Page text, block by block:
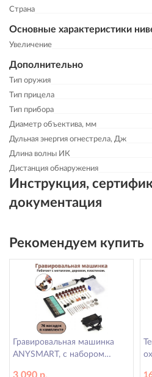
Страна
Основные характеристики
Увеличение
Дополнительно
Тип оружия
Тип прицела
Тип прибора
Диаметр объектива, мм
Дульная энергия огнестрела, Дж
Длина волны ИК
Дистанция обнаружения
Инструкция,
документация
Рекомендуем купить
Гравировальная машинка
ANYSMART, с набором
3 090 р.